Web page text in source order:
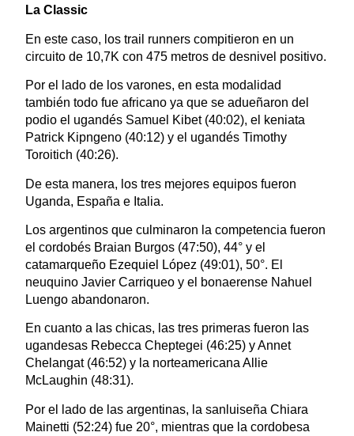
La Classic
En este caso, los trail runners compitieron en un
circuito de 10,7K con 475 metros de desnivel positivo.
Por el lado de los varones, en esta modalidad
también todo fue africano ya que se adueñaron del
podio el ugandés Samuel Kibet (40:02), el keniata
Patrick Kipngeno (40:12) y el ugandés Timothy
Toroitich (40:26).
De esta manera, los tres mejores equipos fueron
Uganda, España e Italia.
Los argentinos que culminaron la competencia fueron
el cordobés Braian Burgos (47:50), 44° y el
catamarqueño Ezequiel López (49:01), 50°. El
neuquino Javier Carriqueo y el bonaerense Nahuel
Luengo abandonaron.
En cuanto a las chicas, las tres primeras fueron las
ugandesas Rebecca Cheptegei (46:25) y Annet
Chelangat (46:52) y la norteamericana Allie
McLaughin (48:31).
Por el lado de las argentinas, la sanluiseña Chiara
Mainetti (52:24) fue 20°, mientras que la cordobesa